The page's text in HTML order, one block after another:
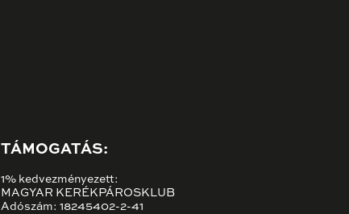
TÁMOGATÁS:
1% kedvezményezett:
MAGYAR KERÉKPÁROSKLUB
Adószám: 18245402-2-41